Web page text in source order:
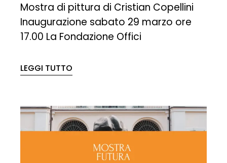
Mostra di pittura di Cristian Copellini
Inaugurazione sabato 29 marzo ore
17.00 La Fondazione Offici
LEGGI TUTTO